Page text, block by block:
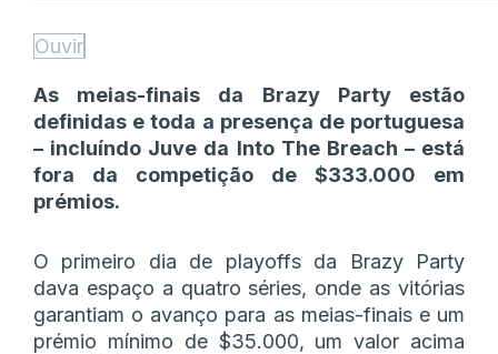
Ouvir
As meias-finais da Brazy Party estão
definidas e toda a presença de portuguesa
– incluíndo Juve da Into The Breach – está
fora da competição de $333.000 em
prémios.
O primeiro dia de playoffs da Brazy Party
dava espaço a quatro séries, onde as vitórias
garantiam o avanço para as meias-finais e um
prémio mínimo de $35.000, um valor acima